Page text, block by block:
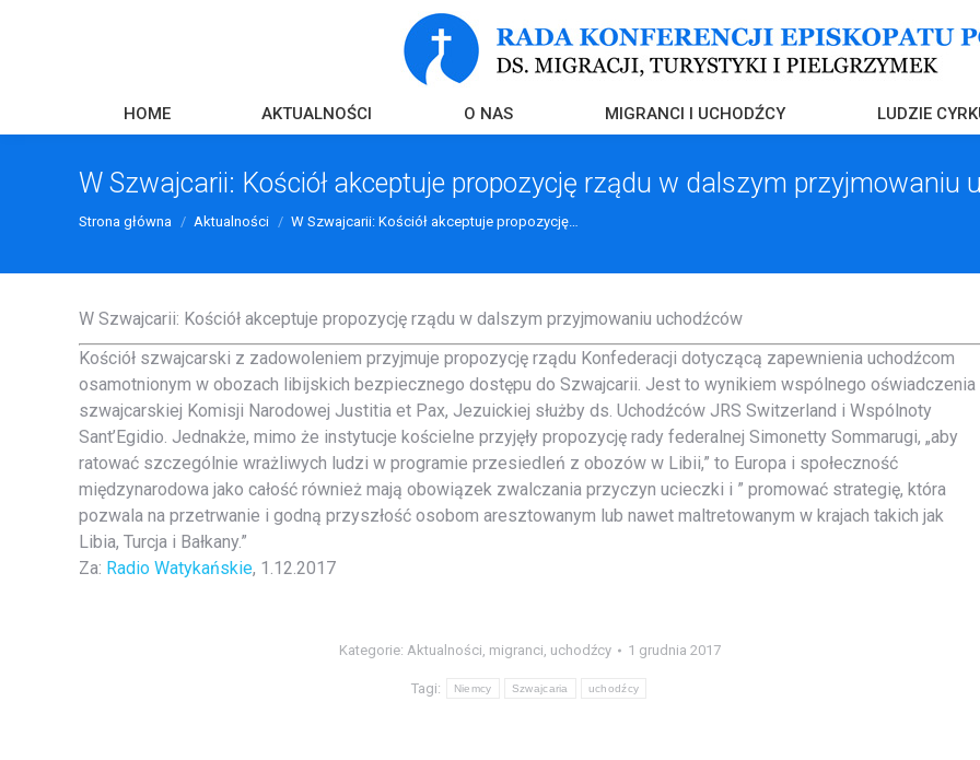
HOME AKTUALNOŚCI O NAS MIGRANCI I UCHODŹCY LUDZIE
W Szwajcarii: Kościół akceptuje propozycję rządu w dalszym przyjmowaniu
Strona główna Aktualności W Szwajcarii: Kościół akceptuje propozycję…
W Szwajcarii: Kościół akceptuje propozycję rządu w dalszym przyjmowaniu uchodźców
Kościół szwajcarski z zadowoleniem przyjmuje propozycję rządu Konfederacji dotyczącą zapewnienia uchodźcom
osamotnionym w obozach libijskich bezpiecznego dostępu do Szwajcarii. Jest to wynikiem wspólnego oświadczenia
szwajcarskiej Komisji Narodowej Justitia et Pax, Jezuickiej służby ds. Uchodźców JRS Switzerland i Wspólnoty
Sant’Egidio. Jednakże, mimo że instytucje kościelne przyjęły propozycję rady federalnej Simonetty Sommarugi, „aby
ratować szczególnie wrażliwych ludzi w programie przesiedleń z obozów w Libii,” to Europa i społeczność
międzynarodowa jako całość również mają obowiązek zwalczania przyczyn ucieczki i ” promować strategię, która
pozwala na przetrwanie i godną przyszłość osobom aresztowanym lub nawet maltretowanym w krajach takich jak
Libia, Turcja i Bałkany.”
Za: Radio Watykańskie, 1.12.2017
Kategorie: Aktualności, migranci, uchodźcy 1 grudnia 2017
Tagi: Niemcy Szwajcaria uchodźcy